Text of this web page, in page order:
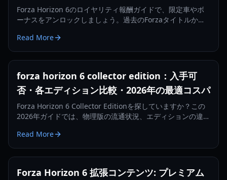
Forza Horizon 6のロイヤリティ報酬ガイドで、限定車やボ
ーナスをアンロックしましょう。過去のForzaタイトルから
Read More
forza horizon 6 collector edition：入手可
否・各エディション比較・2026年の最適コスパ
Forza Horizon 6 Collector Editionを探していますか？この
2026年ガイドでは、物理版の流通状況、エディションの違
Read More
Forza Horizon 6 拡張コンテンツ: プレミアム